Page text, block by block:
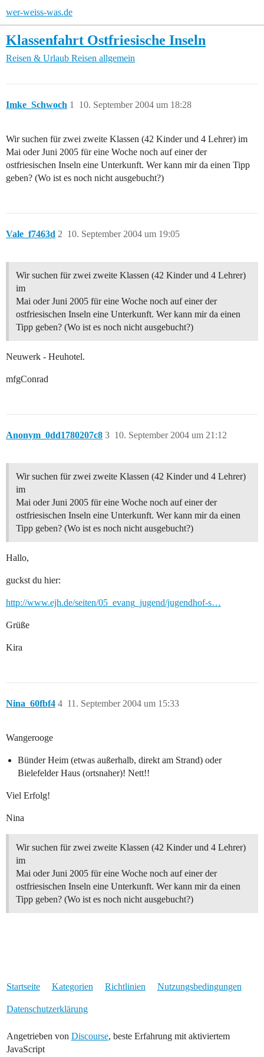
wer-weiss-was.de
Klassenfahrt Ostfriesische Inseln
Reisen & Urlaub Reisen allgemein
Imke_Schwoch 10. September 2004 um 18:28
1
Wir suchen für zwei zweite Klassen (42 Kinder und 4 Lehrer) im
Mai oder Juni 2005 für eine Woche noch auf einer der
ostfriesischen Inseln eine Unterkunft. Wer kann mir da einen Tipp
geben? (Wo ist es noch nicht ausgebucht?)
Vale_f7463d 10. September 2004 um 19:05
2
Wir suchen für zwei zweite Klassen (42 Kinder und 4 Lehrer)
im
Mai oder Juni 2005 für eine Woche noch auf einer der
ostfriesischen Inseln eine Unterkunft. Wer kann mir da einen
Tipp geben? (Wo ist es noch nicht ausgebucht?)
Neuwerk - Heuhotel.
mfgConrad
Anonym_0dd1780207c8 10. September 2004 um 21:12
3
Wir suchen für zwei zweite Klassen (42 Kinder und 4 Lehrer)
im
Mai oder Juni 2005 für eine Woche noch auf einer der
ostfriesischen Inseln eine Unterkunft. Wer kann mir da einen
Tipp geben? (Wo ist es noch nicht ausgebucht?)
Hallo,
guckst du hier:
http://www.ejh.de/seiten/05_evang_jugend/jugendhof-s…
Grüße
Kira
Nina_60fbf4 11. September 2004 um 15:33
4
Wangerooge
Bünder Heim (etwas außerhalb, direkt am Strand) oder
Bielefelder Haus (ortsnaher)! Nett!!
Viel Erfolg!
Nina
Wir suchen für zwei zweite Klassen (42 Kinder und 4 Lehrer)
im
Mai oder Juni 2005 für eine Woche noch auf einer der
ostfriesischen Inseln eine Unterkunft. Wer kann mir da einen
Tipp geben? (Wo ist es noch nicht ausgebucht?)
Startseite Kategorien Richtlinien Nutzungsbedingungen
Datenschutzerklärung
Angetrieben von Discourse, beste Erfahrung mit aktiviertem
JavaScript